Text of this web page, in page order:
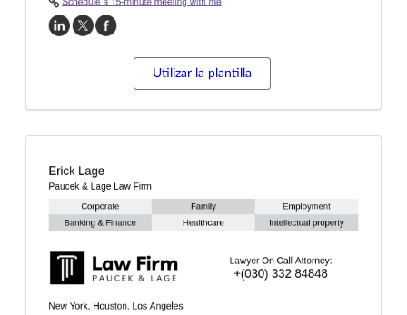
Utilizar la plantilla